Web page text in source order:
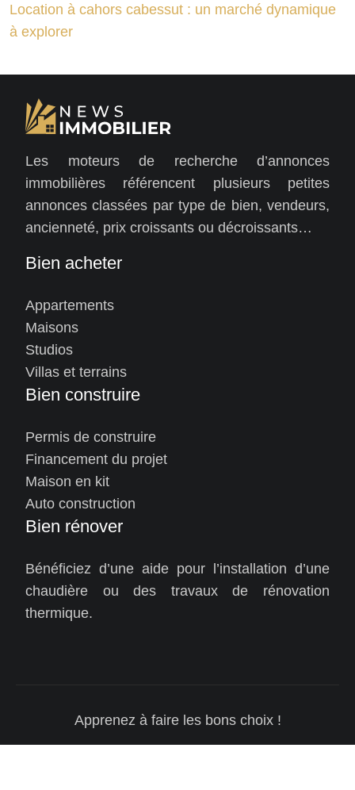
Location à cahors cabessut : un marché dynamique
à explorer
Les moteurs de recherche d’annonces
immobilières référencent plusieurs petites
annonces classées par type de bien, vendeurs,
ancienneté, prix croissants ou décroissants…
Bien acheter
Appartements
Maisons
Studios
Villas et terrains
Bien construire
Permis de construire
Financement du projet
Maison en kit
Auto construction
Bien rénover
Bénéficiez d’une aide pour l’installation d’une
chaudière ou des travaux de rénovation
thermique.
Apprenez à faire les bons choix !